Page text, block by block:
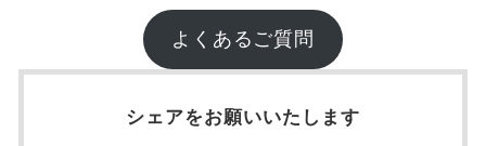
よくあるご質問
シェアをお願いいたします